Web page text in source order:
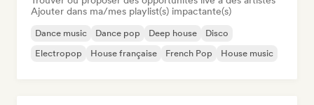
Ajouter dans ma/mes playlist(s) impactante(s)
Dance music Dance pop Deep house
Disco
Electropop
House française French Pop House music